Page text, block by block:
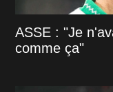
ASSE : "Je
comme ça"